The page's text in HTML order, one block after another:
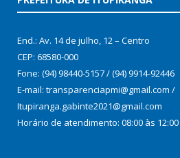
End.: Av. 14 de julho, 12 – Centro
CEP: 68580-000
Fone: (94) 98440-5157 / (94) 9914-92446
E-mail: transparenciapmi@gmail.com /
Itupiranga.gabinte2021@gmail.com
Horário de atendimento: 08:00 às 12:00